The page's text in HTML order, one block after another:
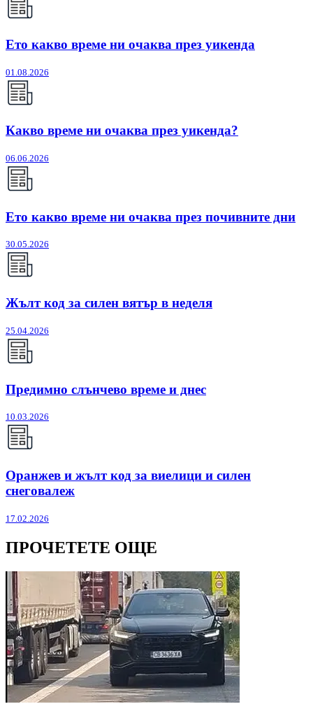
Ето какво време ни очаква през уикенда
01.08.2026
Какво време ни очаква през уикенда?
06.06.2026
Ето какво време ни очаква през почивните дни
30.05.2026
Жълт код за силен вятър в неделя
25.04.2026
Предимно слънчево време и днес
10.03.2026
Оранжев и жълт код за виелици и силен
снеговалеж
17.02.2026
ПРОЧЕТЕТЕ ОЩЕ